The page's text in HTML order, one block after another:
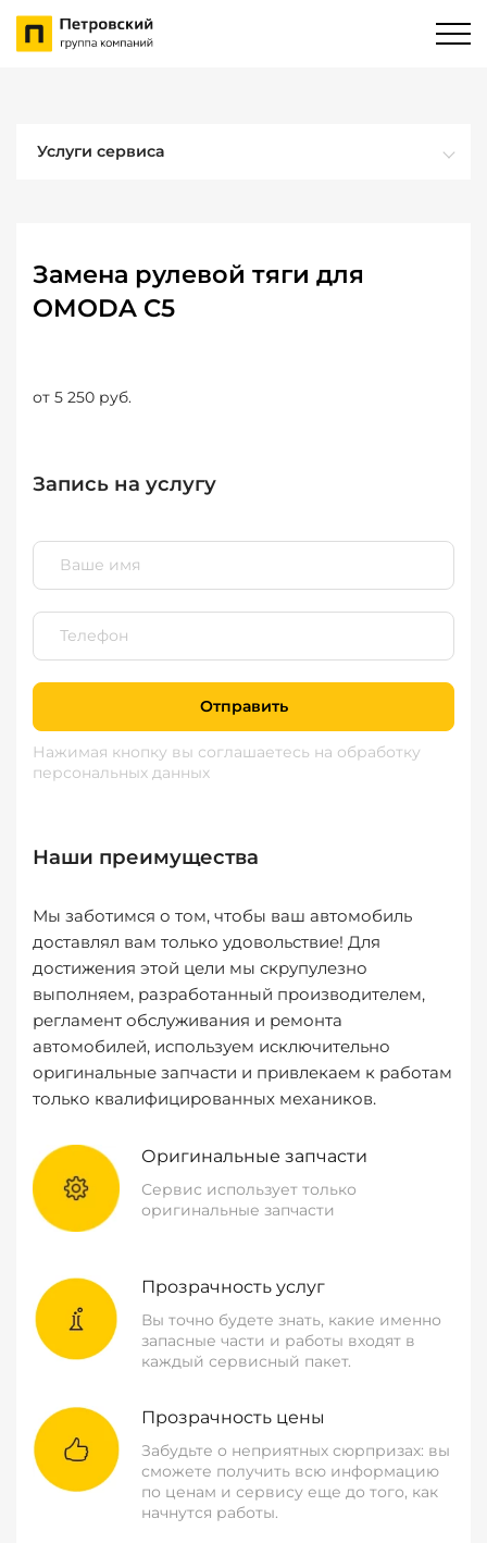
Услуги сервиса
Замена рулевой тяги для
OMODA C5
от 5 250 руб.
Запись на услугу
Отправить
Нажимая кнопку вы соглашаетесь на обработку
персональных данных
Наши преимущества
Мы заботимся о том, чтобы ваш автомобиль
доставлял вам только удовольствие! Для
достижения этой цели мы скрупулезно
выполняем, разработанный производителем,
регламент обслуживания и ремонта
автомобилей, используем исключительно
оригинальные запчасти и привлекаем к работам
только квалифицированных механиков.
Оригинальные запчасти
Сервис использует только
оригинальные запчасти
Прозрачность услуг
Вы точно будете знать, какие именно
запасные части и работы входят в
каждый сервисный пакет.
Прозрачность цены
Забудьте о неприятных сюрпризах: вы
сможете получить всю информацию
по ценам и сервису еще до того, как
начнутся работы.